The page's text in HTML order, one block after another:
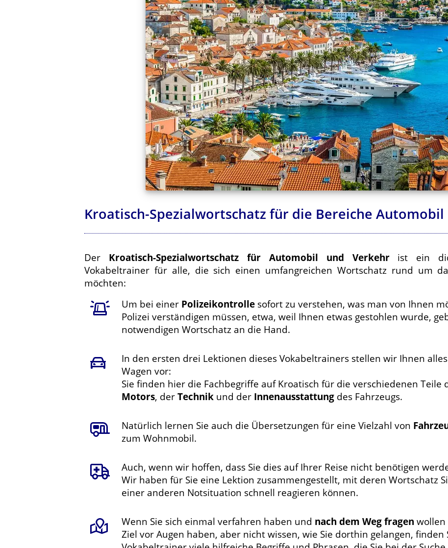
Kroatisch-Spezialwortschatz für die Bereiche
Der Kroatisch-Spezialwortschatz für Automobil und Verkehrist ein
Vokabeltrainer für alle, die sich einen umfangreichen Wortschatz rund um
möchten:
Um bei einer Polizeikontrolle sofort zu verstehen, was man von Ihnen
Polizei verständigen müssen, etwa, weil Ihnen etwas gestohlen wurde,
notwendigen Wortschatz an die Hand.
In den ersten drei Lektionen dieses Vokabeltrainers stellen wir Ihnen
Wagen vor:
Sie finden hier die Fachbegriffe auf Kroatisch für die verschiedenen Teile
Motors, der Technik und der Innenausstattung des Fahrzeugs.
Natürlich lernen Sie auch die Übersetzungen für eine Vielzahl von
zum Wohnmobil.
Auch, wenn wir hoffen, dass Sie dies auf Ihrer Reise nicht benötigen
Wir haben für Sie eine Lektion zusammengestellt, mit deren Wortschatz
einer anderen Notsituation schnell reagieren können.
Wenn Sie sich einmal verfahren haben und nach dem Weg fragen
Ziel vor Augen haben, aber nicht wissen, wie Sie dorthin gelangen, finden